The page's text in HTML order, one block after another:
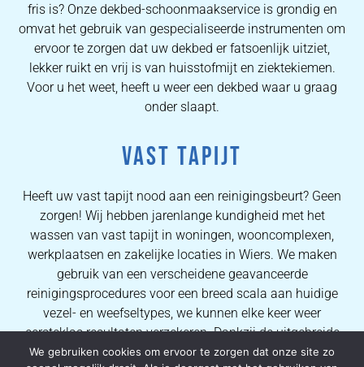
fris is? Onze dekbed-schoonmaakservice is grondig en
omvat het gebruik van gespecialiseerde instrumenten om
ervoor te zorgen dat uw dekbed er fatsoenlijk uitziet,
lekker ruikt en vrij is van huisstofmijt en ziektekiemen.
Voor u het weet, heeft u weer een dekbed waar u graag
onder slaapt.
VAST TAPIJT
Heeft uw vast tapijt nood aan een reinigingsbeurt? Geen
zorgen! Wij hebben jarenlange kundigheid met het
wassen van vast tapijt in woningen, wooncomplexen,
werkplaatsen en zakelijke locaties in Wiers. We maken
gebruik van een verscheidene geavanceerde
reinigingsprocedures voor een breed scala aan huidige
vezel- en weefseltypes, we kunnen elke keer weer
eersteklas resultaten verzekeren. Dankzij de uitgebreide
kennis van onze operators kunnen wij al onze
We gebruiken cookies om ervoor te zorgen dat onze site zo